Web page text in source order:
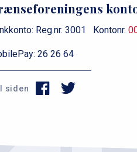
Reg.nr. 3001 Kontonr.
26 26 64
siden